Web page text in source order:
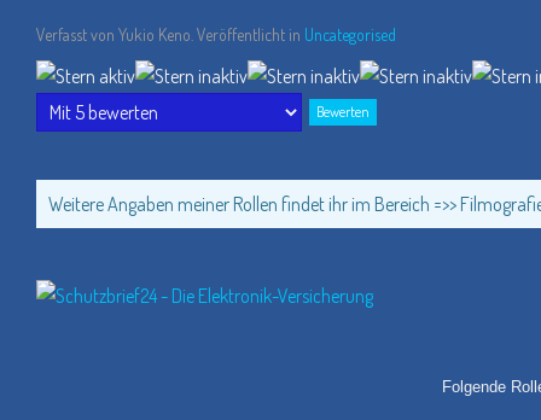
Verfasst von Yukio Keno. Veröffentlicht in Uncategorised
Bewertung:1/5
Bitte
Weitere Angaben meiner Rollen findet ihr im Bereich =>>
Folgende